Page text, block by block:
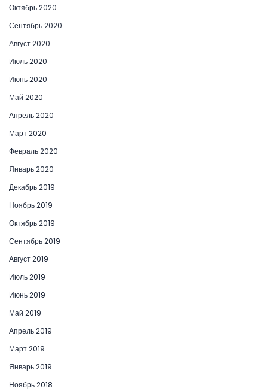
Октябрь 2020
Сентябрь 2020
Август 2020
Июль 2020
Июнь 2020
Май 2020
Апрель 2020
Март 2020
Февраль 2020
Январь 2020
Декабрь 2019
Ноябрь 2019
Октябрь 2019
Сентябрь 2019
Август 2019
Июль 2019
Июнь 2019
Май 2019
Апрель 2019
Март 2019
Январь 2019
Ноябрь 2018